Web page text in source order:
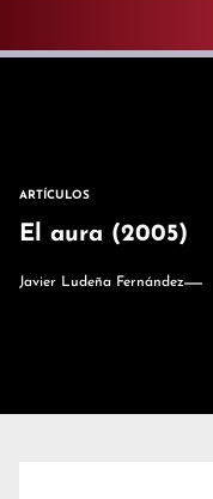
ARTÍCULOS
El aura (2005)
Javier Ludeña Fernández